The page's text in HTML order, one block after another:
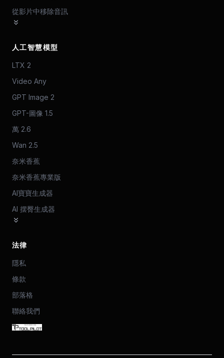
從影片中移除音訊
人工智慧模型
LTX 2
Video Any
GPT Image 2
GPT-圖像 1.5
萬 2.6
Wan 2.5
奈米香蕉
奈米香蕉專業版
AI寶寶生成器
AI 摆臀生成器
法律
隱私
條款
部落格
聯絡我們